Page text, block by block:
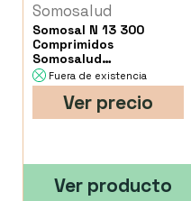
Somosalud
Somosal N 13 300
Comprimidos
Somosalud
Naturalpharma 300
Comprimidos
Fuera de existencia
Ver precio
Ver producto